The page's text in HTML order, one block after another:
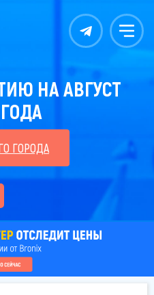
Контакты Меню
НА АВГУСТ
ГОРОДА